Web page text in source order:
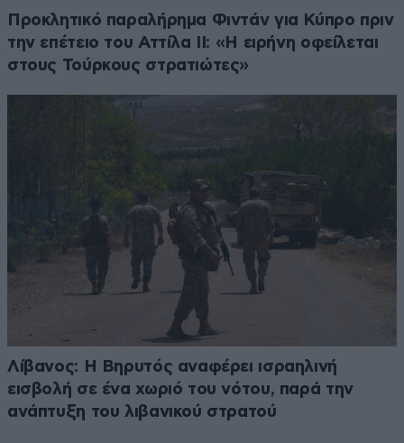
Προκλητικό παραλήρημα Φιντάν για Κύπρο πριν
την επέτειο του Αττίλα ΙΙ: «Η ειρήνη οφείλεται
στους Τούρκους στρατιώτες»
Λίβανος: Η Βηρυτός αναφέρει ισραηλινή
εισβολή σε ένα χωριό του νότου, παρά την
ανάπτυξη του λιβανικού στρατού